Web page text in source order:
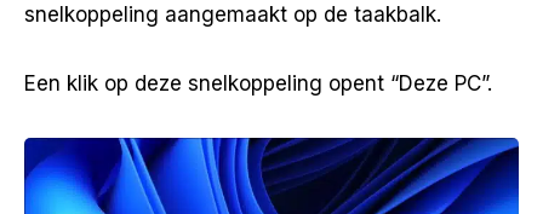
snelkoppeling aangemaakt op de taakbalk.
Een klik op deze snelkoppeling opent “Deze PC”.